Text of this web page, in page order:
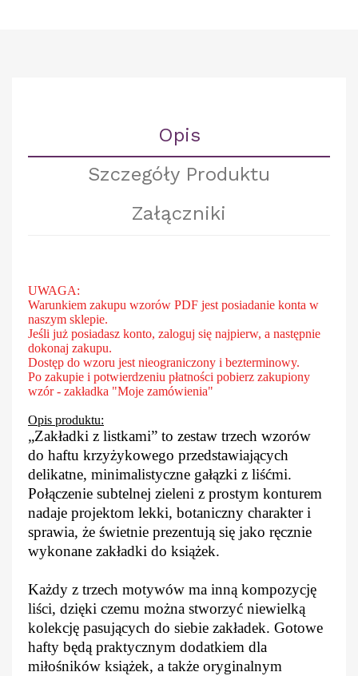
Opis
Szczegóły Produktu
Załączniki
UWAGA:
Warunkiem zakupu wzorów PDF jest posiadanie konta w
naszym sklepie.
Jeśli już posiadasz konto, zaloguj się najpierw, a następnie
dokonaj zakupu.
Dostęp do wzoru jest nieograniczony i bezterminowy.
Po zakupie i potwierdzeniu płatności pobierz zakupiony
wzór - zakładka "Moje zamówienia"
Opis produktu:
„Zakładki z listkami” to zestaw trzech wzorów
do haftu krzyżykowego przedstawiających
delikatne, minimalistyczne gałązki z liśćmi.
Połączenie subtelnej zieleni z prostym konturem
nadaje projektom lekki, botaniczny charakter i
sprawia, że świetnie prezentują się jako ręcznie
wykonane zakładki do książek.
Każdy z trzech motywów ma inną kompozycję
liści, dzięki czemu można stworzyć niewielką
kolekcję pasujących do siebie zakładek. Gotowe
hafty będą praktycznym dodatkiem dla
miłośników książek, a także oryginalnym